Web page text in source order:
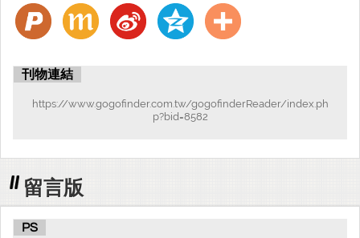
刊物連結
https://www.gogofinder.com.tw/gogofinderReader/index.ph
p?bid=8582
留言版
PS